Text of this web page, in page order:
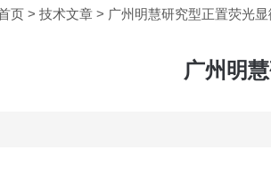
页 > 技术文章 > 广州明慧研究型正置荧光
广州明